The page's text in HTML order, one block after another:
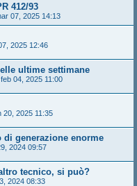
412/93
07, 2025 14:13
2025 12:46
ultime settimane
04, 2025 11:00
20, 2025 11:35
di generazione enorme
2024 09:57
tecnico, si può?
2024 08:33